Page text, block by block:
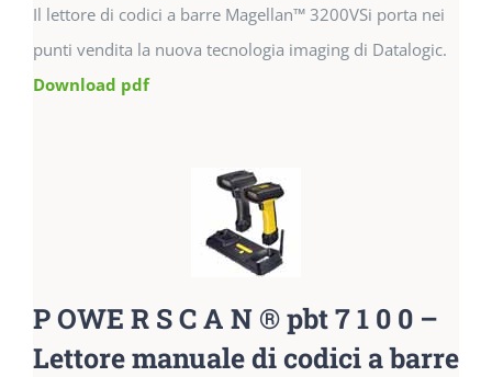
Il lettore di codici a barre Magellan™ 3200VSi porta nei
punti vendita la nuova tecnologia imaging di Datalogic.
Download pdf
P OWE R S C A N ® pbt 7 1 0 0 –
Lettore manuale di codici a barre